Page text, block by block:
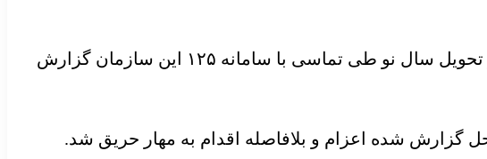
تماسی با سامانه ۱۲۵ این سازمان گزارش